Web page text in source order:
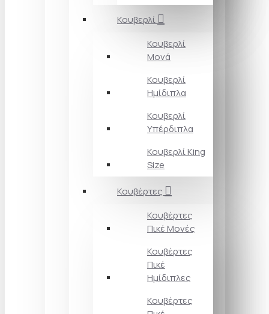
Κουβερλί
Κουβερλί
Μονά
Κουβερλί
Ημίδιπλα
Κουβερλί
Υπέρδιπλα
Κουβερλί King
Size
Κουβέρτες
Κουβέρτες
Πικέ Μονές
Κουβέρτες
Πικέ
Ημίδιπλες
Κουβέρτες